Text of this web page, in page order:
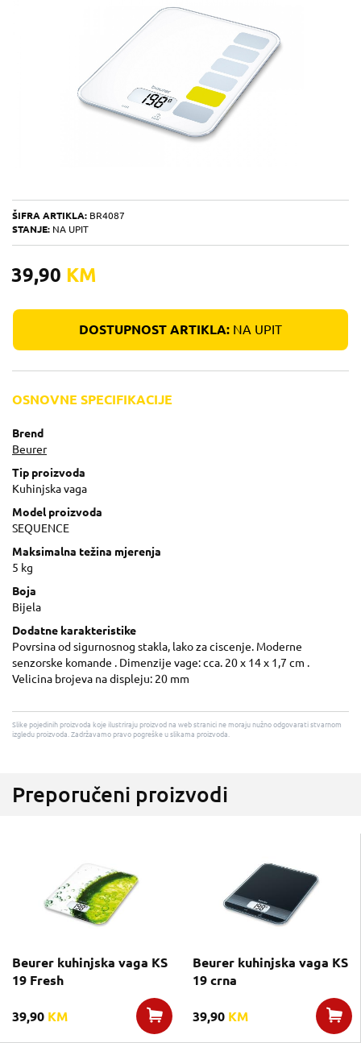
ŠIFRA ARTIKLA: BR4087
STANJE: NA UPIT
39,90 KM
DOSTUPNOST ARTIKLA: NA UPIT
OSNOVNE SPECIFIKACIJE
Brend
Beurer
Tip proizvoda
Kuhinjska vaga
Model proizvoda
SEQUENCE
Maksimalna težina mjerenja
5 kg
Boja
Bijela
Dodatne karakteristike
Povrsina od sigurnosnog stakla, lako za ciscenje. Moderne
senzorske komande . Dimenzije vage: cca. 20 x 14 x 1,7 cm .
Velicina brojeva na displeju: 20 mm
Slike pojedinih proizvoda koje ilustriraju proizvod na web stranici ne moraju nužno odgovarati stvarnom
izgledu proizvoda. Zadržavamo pravo pogreške u slikama proizvoda.
Preporučeni proizvodi
Beurer kuhinjska vaga KS
19 Fresh
39,90 KM
Beurer kuhinjska vaga KS
19 crna
39,90 KM